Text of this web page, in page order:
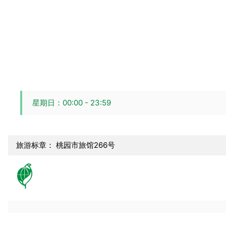
星期日：00:00 - 23:59
旅游标章： 桃园市旅馆266号